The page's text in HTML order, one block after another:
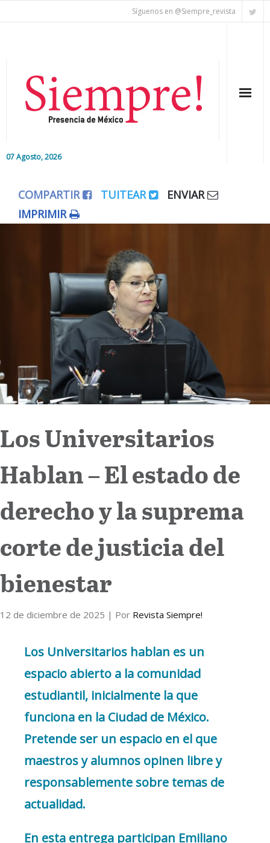
Síguenos en @Siempre_revista
07 Agosto, 2026
Editorial
Internacional
Cultura
COMPARTIR TUITEAR
ENVIAR
IMPRIMIR
Los Universitarios
Hablan – El estado de
derecho y la suprema
corte de justicia del
bienestar
12 de diciembre de 2025 | Por Revista Siempre!
Los Universitarios hablan es un
espacio abierto a la comunidad
estudiantil, inicialmente la que
funciona en la Ciudad de México.
Pretende ser un espacio en el que
maestros y alumnos opinen libre y
responsablemente sobre temas de
actualidad.
En esta entrega participan Emiliano